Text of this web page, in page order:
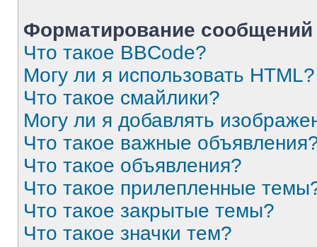
Форматирование
Что такое BBCode?
Могу ли я использовать HTML?
Что такое смайлики?
Могу ли я добавлять
Что такое важные
Что такое объявления?
Что такое прилепленные
Что такое закрытые темы?
Что такое значки тем?